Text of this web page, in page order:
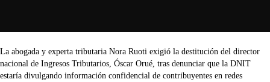
La abogada y experta tributaria Nora Ruoti exigió la destitución del director
nacional de Ingresos Tributarios, Óscar Orué, tras denunciar que la DNIT
estaría divulgando información confidencial de contribuyentes en redes